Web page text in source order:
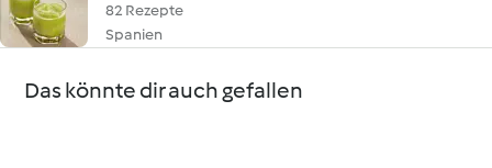
82 Rezepte
Spanien
Das könnte dir auch gefallen